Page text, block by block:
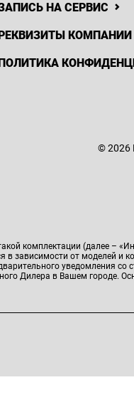
НА СЕРВИС
КОМПАНИИ
© 2026
комплектации (далее –
зависимости от моделей и
уведомления со
Дилера в Вашем городе.